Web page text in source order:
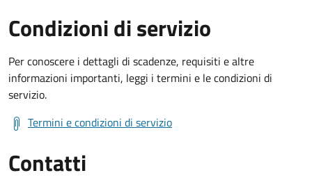
Condizioni di servizio
Per conoscere i dettagli di scadenze, requisiti e altre
informazioni importanti, leggi i termini e le condizioni di
servizio.
Termini e condizioni di servizio
Contatti